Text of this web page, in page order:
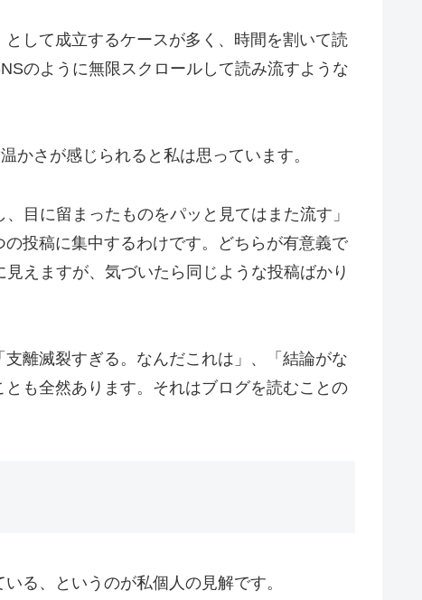
して成立するケースが多く、時間を割いて読
のように無限スクロールして読み流すような
かさが感じられると私は思っています。
目に留まったものをパッと見てはまた流す」
投稿に集中するわけです。どちらが有意義で
えますが、気づいたら同じような投稿ばかり
離滅裂すぎる。なんだこれは」、「結論がな
も全然あります。それはブログを読むことの
る、というのが私個人の見解です。